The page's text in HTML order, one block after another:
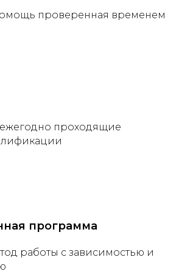
проверенная временем
проходящие
программа
работы с зависимостью и